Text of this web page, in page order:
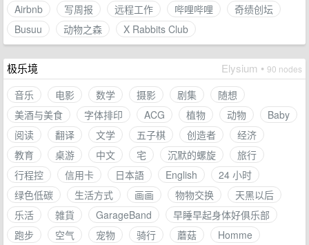
Airbnb
写周报 远程工作 哔哩哔哩
奇绩创坛
Busuu
动物之森 X Rabbits Club
极乐境 Elysium • 90 nodes
音乐 电影 数学 摄影 剧集
随想
美酒与美食
字体排印 ACG 植物 动物
Baby
阅读
翻译 文学 五子棋 创造者
经济
教育
桌游 中文 宅 沉默的螺旋
旅行
行程控
信用卡 日本語 English
24 小时
绿色低碳
生活方式 画画 物物交换
天黑以后
乐活
雑貨 GarageBand
早睡早起身体好俱乐部
跑步
空气 宠物 骑行 蘑菇
Homme